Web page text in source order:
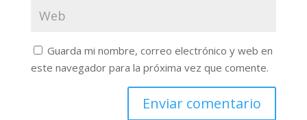
Guarda mi nombre, correo electrónico y web en
este navegador para la próxima vez que comente.